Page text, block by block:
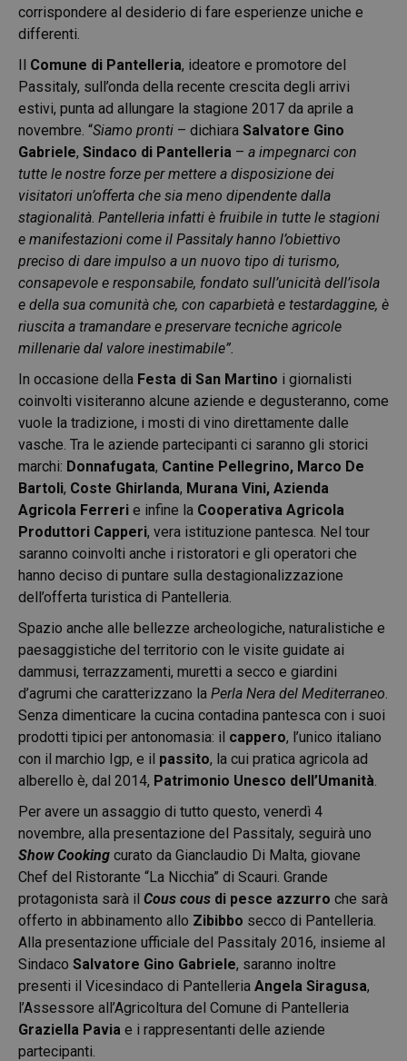
corrispondere al desiderio di fare esperienze uniche e
differenti.
Il Comune di Pantelleria, ideatore e promotore del
Passitaly, sull’onda della recente crescita degli arrivi
estivi, punta ad allungare la stagione 2017 da aprile a
novembre. “Siamo pronti – dichiara Salvatore Gino
Gabriele, Sindaco di Pantelleria – a impegnarci con
tutte le nostre forze per mettere a disposizione dei
visitatori un’offerta che sia meno dipendente dalla
stagionalità. Pantelleria infatti è fruibile in tutte le stagioni
e manifestazioni come il Passitaly hanno l’obiettivo
preciso di dare impulso a un nuovo tipo di turismo,
consapevole e responsabile, fondato sull’unicità dell’isola
e della sua comunità che, con caparbietà e testardaggine, è
riuscita a tramandare e preservare tecniche agricole
millenarie dal valore inestimabile”.
In occasione della Festa di San Martino i giornalisti
coinvolti visiteranno alcune aziende e degusteranno, come
vuole la tradizione, i mosti di vino direttamente dalle
vasche. Tra le aziende partecipanti ci saranno gli storici
marchi: Donnafugata, Cantine Pellegrino, Marco De
Bartoli, Coste Ghirlanda, Murana Vini, Azienda
Agricola Ferreri e infine la Cooperativa Agricola
Produttori Capperi, vera istituzione pantesca. Nel tour
saranno coinvolti anche i ristoratori e gli operatori che
hanno deciso di puntare sulla destagionalizzazione
dell’offerta turistica di Pantelleria.
Spazio anche alle bellezze archeologiche, naturalistiche e
paesaggistiche del territorio con le visite guidate ai
dammusi, terrazzamenti, muretti a secco e giardini
d’agrumi che caratterizzano la Perla Nera del Mediterraneo.
Senza dimenticare la cucina contadina pantesca con i suoi
prodotti tipici per antonomasia: il cappero, l’unico italiano
con il marchio Igp, e il passito, la cui pratica agricola ad
alberello è, dal 2014, Patrimonio Unesco dell’Umanità.
Per avere un assaggio di tutto questo, venerdì 4
novembre, alla presentazione del Passitaly, seguirà uno
Show Cooking curato da Gianclaudio Di Malta, giovane
Chef del Ristorante “La Nicchia” di Scauri. Grande
protagonista sarà il Cous cous di pesce azzurro che sarà
offerto in abbinamento allo Zibibbo secco di Pantelleria.
Alla presentazione ufficiale del Passitaly 2016, insieme al
Sindaco Salvatore Gino Gabriele, saranno inoltre
presenti il Vicesindaco di Pantelleria Angela Siragusa,
l’Assessore all’Agricoltura del Comune di Pantelleria
Graziella Pavia e i rappresentanti delle aziende
partecipanti.